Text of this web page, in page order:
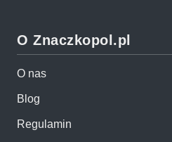
O Znaczkopol.pl
O nas
Blog
Regulamin